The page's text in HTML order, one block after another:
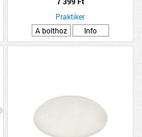
Praktiker
A bolthoz
Info